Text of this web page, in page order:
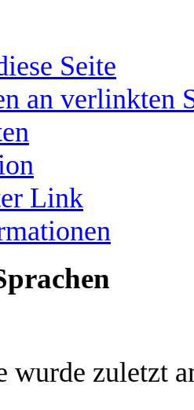
Seite
an verlinkten
Link
wurde zuletzt